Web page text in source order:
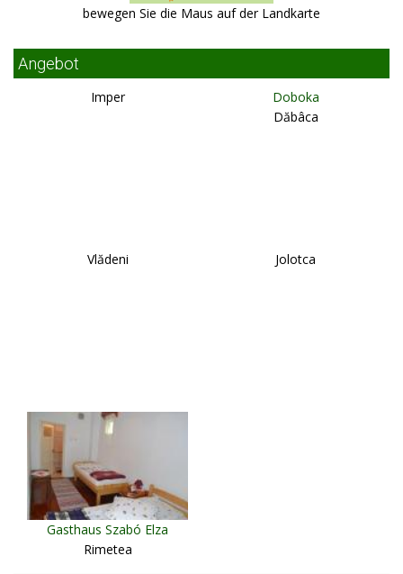
bewegen Sie die Maus auf der Landkarte
Angebot
Imper
Doboka
Dăbâca
Vlădeni Jolotca
Gasthaus Szabó Elza
Rimetea